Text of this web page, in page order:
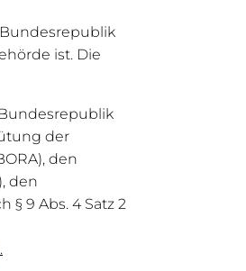
ist. Die
der
den
den
9 Abs. 4 Satz 2
.